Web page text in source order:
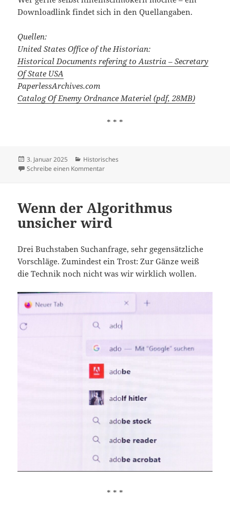
Downloadlink findet sich in den Quellangaben.
Quellen:
United States Office of the Historian:
Historical Documents refering to Austria – Secretary
Of State USA
PaperlessArchives.com
Catalog Of Enemy Ordnance Materiel (pdf, 28MB)
* * *
Veröffentlicht
am
3. Januar 2025 Kategorien
Historisches
Schreibe einen Kommentarzu Catalog Of Enemy Ordnance Materiel
Wenn der Algorithmus
unsicher wird
Drei Buchstaben Suchanfrage, sehr gegensätzliche
Vorschläge. Zumindest ein Trost: Zur Gänze weiß
die Technik noch nicht was wir wirklich wollen.
* * *